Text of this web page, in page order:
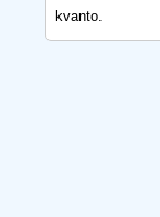
kvanto.